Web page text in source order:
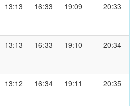
13:13 16:33 19:09 20:33
13:13 16:33 19:10 20:34
13:12 16:34 19:11 20:35